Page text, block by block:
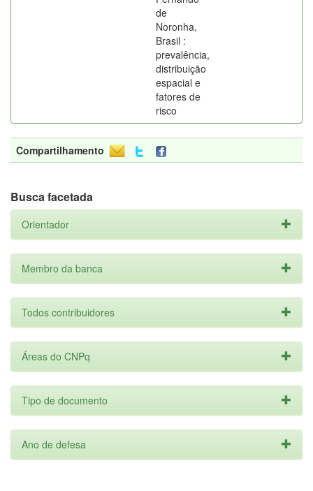
de
Noronha,
Brasil :
prevalência,
distribuição
espacial e
fatores de
risco
Compartilhamento
Busca facetada
Orientador
Membro da banca
Todos contribuidores
Áreas do CNPq
Tipo de documento
Ano de defesa